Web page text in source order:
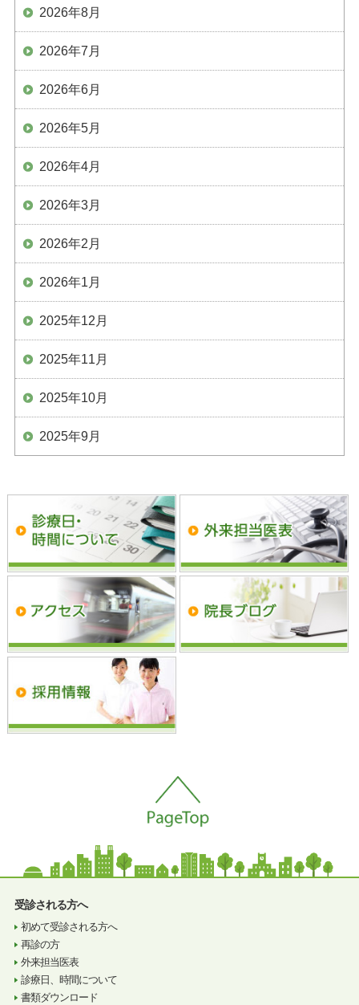
2026年8月
2026年7月
2026年6月
2026年5月
2026年4月
2026年3月
2026年2月
2026年1月
2025年12月
2025年11月
2025年10月
2025年9月
受診される方へ
初めて受診される方へ
再診の方
外来担当医表
診療日、時間について
書類ダウンロード